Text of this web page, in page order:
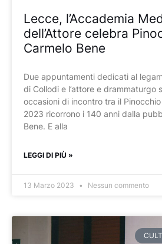
Lecce, l’Accademia
dell’Attore celebra
Carmelo Bene
Due appuntamenti dedicati al
di Collodi e l’attore e drammaturgo
occasioni di incontro tra il
2023 ricorrono i 140 anni dalla
Bene. E alla
LEGGI DI PIÙ »
13 Marzo 2023 Nessun commento